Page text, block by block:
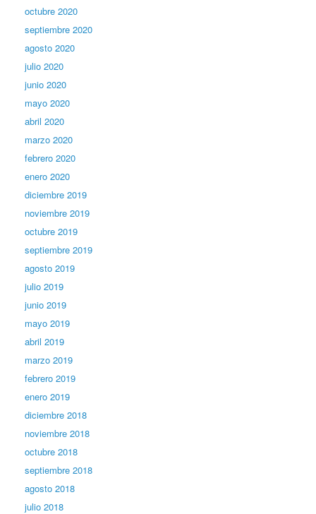
octubre 2020
septiembre 2020
agosto 2020
julio 2020
junio 2020
mayo 2020
abril 2020
marzo 2020
febrero 2020
enero 2020
diciembre 2019
noviembre 2019
octubre 2019
septiembre 2019
agosto 2019
julio 2019
junio 2019
mayo 2019
abril 2019
marzo 2019
febrero 2019
enero 2019
diciembre 2018
noviembre 2018
octubre 2018
septiembre 2018
agosto 2018
julio 2018